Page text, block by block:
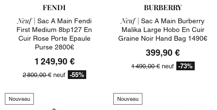
FENDI
Neuf | Sac A Main Fendi
First Medium 8bp127 En
Cuir Rose Porte Epaule
Purse 2800€
1 249,90 €
2 800,00 €neuf -55%
BURBERRY
Neuf | Sac A Main Burberry
Malika Large Hobo En Cuir
Graine Noir Hand Bag 1490€
399,90 €
1 490,00 €neuf -73%
Nouveau Nouveau